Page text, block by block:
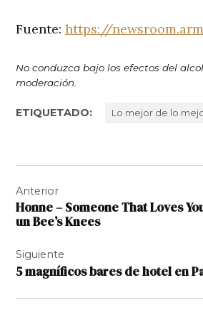
Fuente: https://
No conduzca bajo los efectos del
moderación.
ETIQUETADO: Lo mejor de lo
de
entradas
Anterior
Honne – Someone That Loves
un Bee’s Knees
Siguiente
5 magníficos bares de hotel en